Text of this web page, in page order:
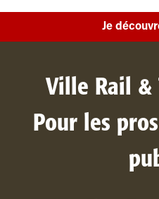
Je
Ville Rail &
Pour les